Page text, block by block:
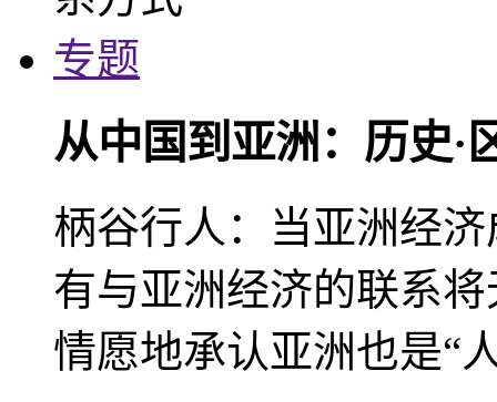
专题
从中国到亚洲：历史·
柄谷行人：当亚洲经
有与亚洲经济的联系
情愿地承认亚洲也是“